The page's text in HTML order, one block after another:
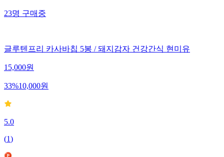
23명 구매중
글루텐프리 카사바칩 5봉 / 돼지감자 건강간식 현미유
15,000원
33%10,000원
5.0
(1)